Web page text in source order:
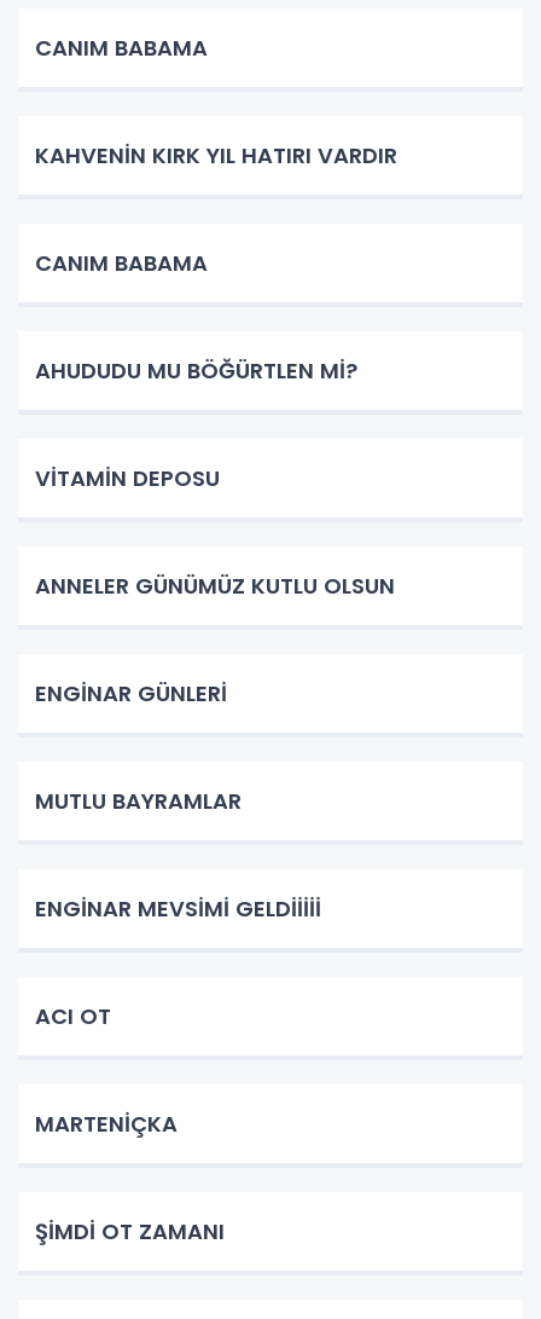
CANIM BABAMA
KAHVENİN KIRK YIL HATIRI VARDIR
CANIM BABAMA
AHUDUDU MU BÖĞÜRTLEN Mİ?
VİTAMİN DEPOSU
ANNELER GÜNÜMÜZ KUTLU OLSUN
ENGİNAR GÜNLERİ
MUTLU BAYRAMLAR
ENGİNAR MEVSİMİ GELDİİİİİ
ACI OT
MARTENİÇKA
ŞİMDİ OT ZAMANI